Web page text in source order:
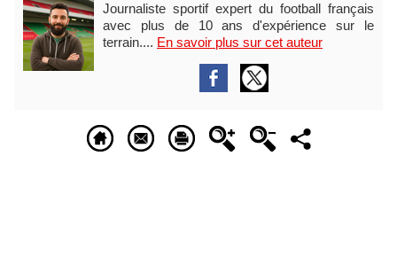
Journaliste sportif expert du football français
avec plus de 10 ans d'expérience sur le
terrain.... En savoir plus sur cet auteur